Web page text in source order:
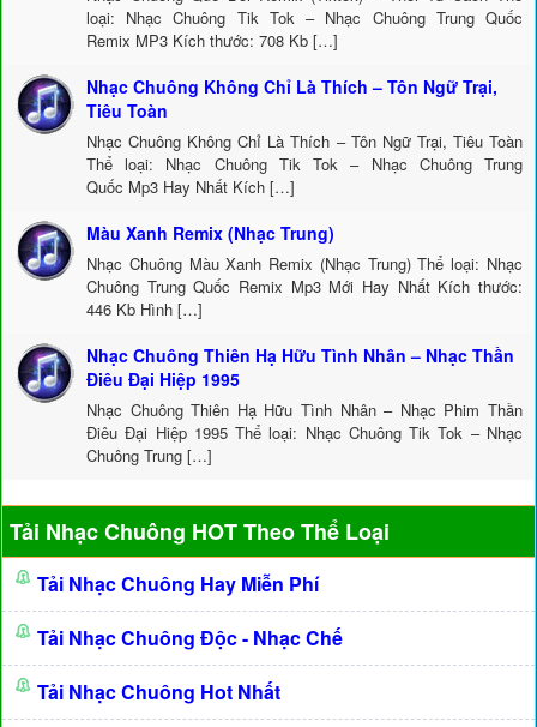
loại: Nhạc Chuông Tik Tok – Nhạc Chuông Trung Quốc
Remix MP3 Kích thước: 708 Kb […]
Nhạc Chuông Không Chỉ Là Thích – Tôn Ngữ Trại,
Tiêu Toàn
Nhạc Chuông Không Chỉ Là Thích – Tôn Ngữ Trại, Tiêu Toàn
Thể loại: Nhạc Chuông Tik Tok – Nhạc Chuông Trung
Quốc Mp3 Hay Nhất Kích […]
Màu Xanh Remix (Nhạc Trung)
Nhạc Chuông Màu Xanh Remix (Nhạc Trung) Thể loại: Nhạc
Chuông Trung Quốc Remix Mp3 Mới Hay Nhất Kích thước:
446 Kb Hình […]
Nhạc Chuông Thiên Hạ Hữu Tình Nhân – Nhạc Thần
Điêu Đại Hiệp 1995
Nhạc Chuông Thiên Hạ Hữu Tình Nhân – Nhạc Phim Thần
Điêu Đại Hiệp 1995 Thể loại: Nhạc Chuông Tik Tok – Nhạc
Chuông Trung […]
Tải Nhạc Chuông HOT Theo Thể Loại
Tải Nhạc Chuông Hay Miễn Phí
Tải Nhạc Chuông Độc - Nhạc Chế
Tải Nhạc Chuông Hot Nhất